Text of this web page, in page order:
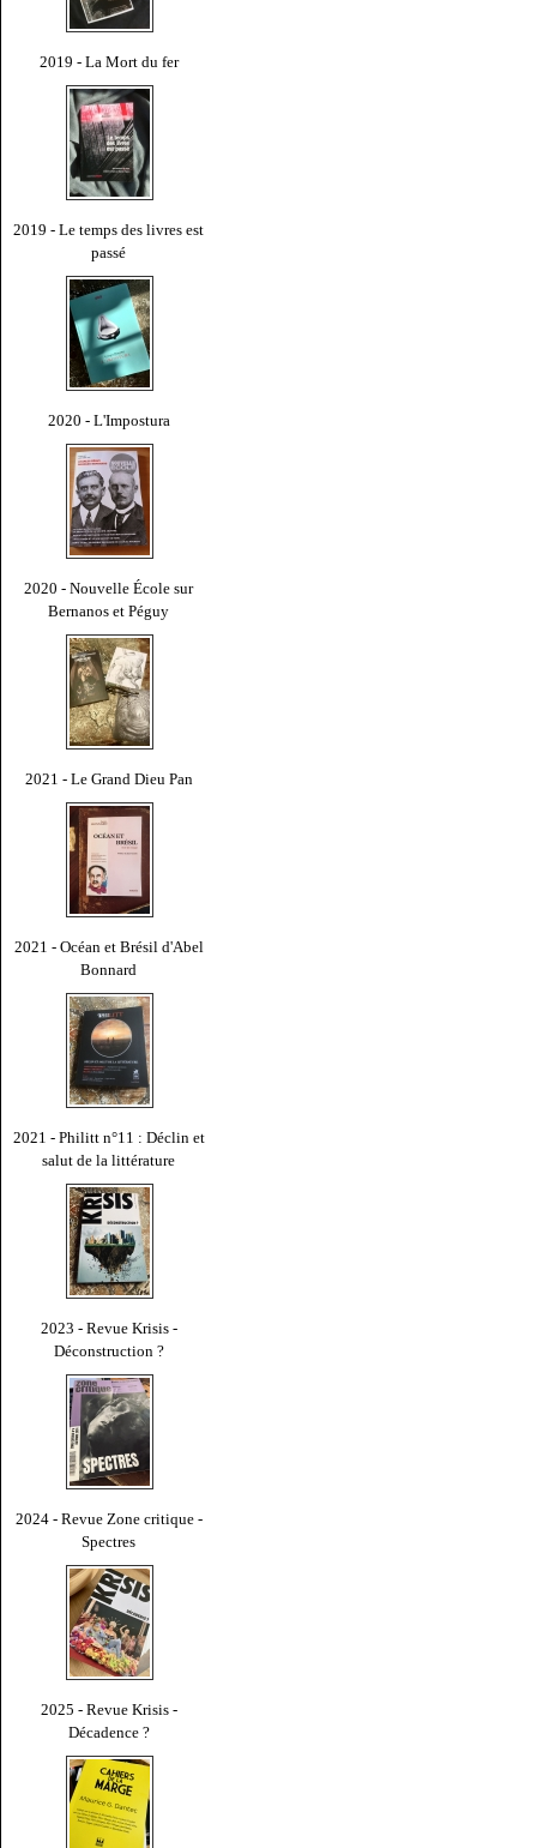
2019 - La Mort du fer
2019 - Le temps des livres est
passé
2020 - L'Impostura
2020 - Nouvelle École sur
Bernanos et Péguy
2021 - Le Grand Dieu Pan
2021 - Océan et Brésil d'Abel
Bonnard
2021 - Philitt n°11 : Déclin et
salut de la littérature
2023 - Revue Krisis -
Déconstruction ?
2024 - Revue Zone critique -
Spectres
2025 - Revue Krisis -
Décadence ?